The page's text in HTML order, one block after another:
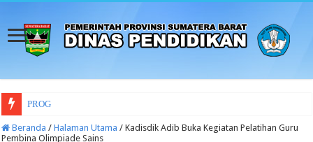
PROGRAM/KEGIATAN DINAS PEN
Beranda / Halaman Utama / Kadisdik Adib Buka Kegiatan Pelatihan Guru
Pembina Olimpiade Sains